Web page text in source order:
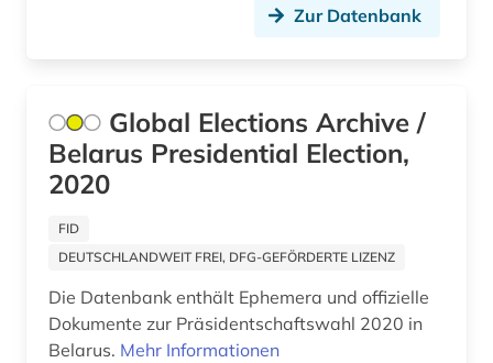
altertumswissenschaft (35)
altertumswissenschaften (13)
altes testament (12)
altfinnisch (1)
Zur Datenbank
Global Elections Archive /
Belarus Presidential Election,
2020
FID
DEUTSCHLANDWEIT FREI, DFG-GEFÖRDERTE LIZENZ
Die Datenbank enthält Ephemera und offizielle
Dokumente zur Präsidentschaftswahl 2020 in
Belarus. Mehr Informationen